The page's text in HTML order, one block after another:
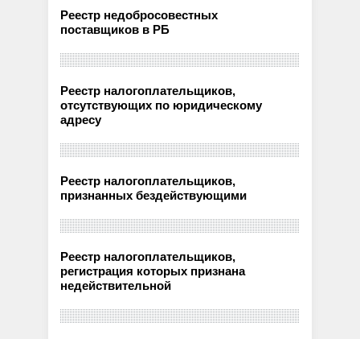
Реестр недобросовестных
поставщиков в РБ
Реестр налогоплательщиков,
отсутствующих по юридическому
адресу
Реестр налогоплательщиков,
признанных бездействующими
Реестр налогоплательщиков,
регистрация которых признана
недействительной